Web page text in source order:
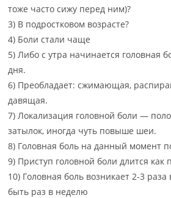
тоже часто сижу перед ним)?
3) В подростковом возрасте?
4) Боли стали чаще
5) Либо с утра начинается головная
дня.
6) Преобладает: сжимающая,
давящая.
7) Локализация головной боли —
затылок, иногда чуть повыше шеи.
8) Головная боль на данный момент
9) Приступ головной боли длится как
10) Головная боль возникает 2-3
быть раз в неделю